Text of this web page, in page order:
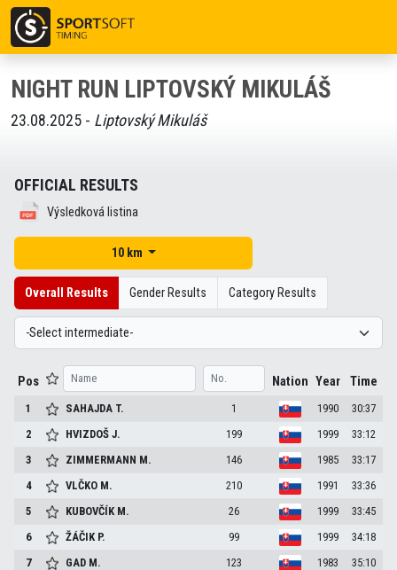
NIGHT RUN LIPTOVSKÝ MIKULÁŠ
23.08.2025 - Liptovský Mikuláš
OFFICIAL RESULTS
Výsledková listina
10 km
Overall Results Gender Results Category Results
Pos Nation Year Time
1 SAHAJDA T. 1 1990
30:37
2
HVIZDOŠJ. 199 1999
33:12
3
ZIMMERMANN M. 146 1985
33:17
4
VLČKO M. 210 1991
33:36
5
KUBOVČÍK M. 26 1999
33:45
6
ŽÁČIK P. 99 1999
34:18
7
GAD M. 123 1983
35:10